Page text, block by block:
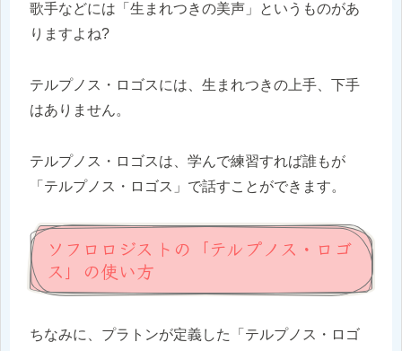
歌手などには「生まれつきの美声」というものがあ
りますよね?
テルプノス・ロゴスには、生まれつきの上手、下手
はありません。
テルプノス・ロゴスは、学んで練習すれば誰もが
「テルプノス・ロゴス」で話すことができます。
ソフロロジストの「テルプノス・ロゴ
ス」の使い方
ちなみに、プラトンが定義した「テルプノス・ロゴ